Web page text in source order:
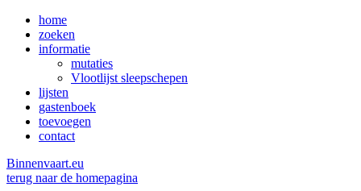
home
zoeken
informatie
mutaties
Vlootlijst sleepschepen
lijsten
gastenboek
toevoegen
contact
Binnenvaart.eu
terug naar de homepagina